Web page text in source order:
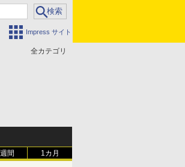
Impress サイト
全カテゴリ
間 1カ月